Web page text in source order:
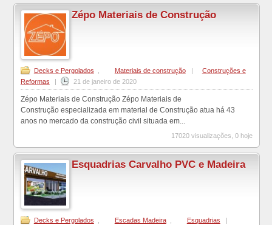
Zépo Materiais de Construção
Decks e Pergolados Materiais de construção |
Construções e
Reformas
| 21 de janeiro de 2020
Zépo Materiais de Construção Zépo Materiais de
Construção especializada em material de Construção atua há 43
anos no mercado da construção civil situada em...
17020 visualizações, 0 hoje
Esquadrias Carvalho PVC e Madeira
Decks e Pergolados Escadas Madeira Esquadrias
|